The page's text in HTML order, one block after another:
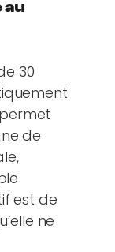
au
30
de
est de
ne